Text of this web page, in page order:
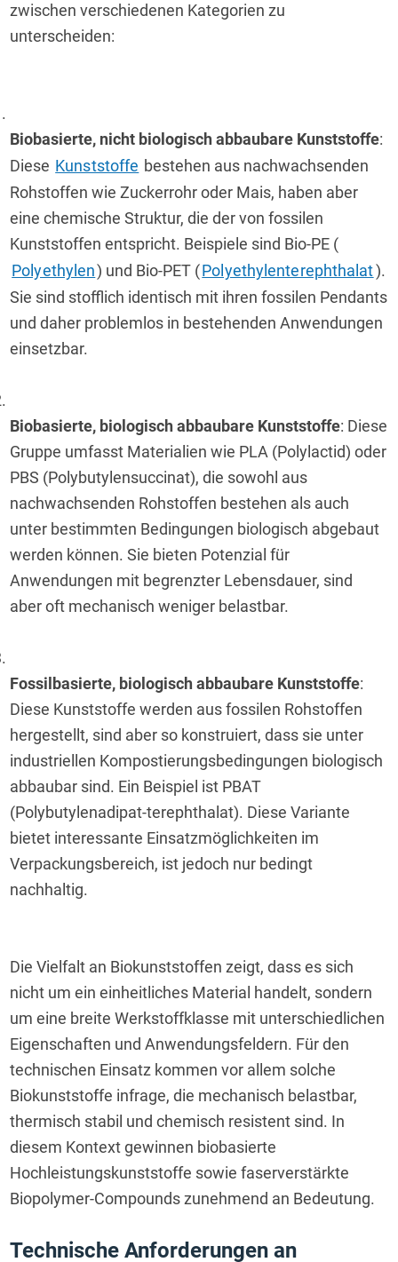
zwischen verschiedenen Kategorien zu
unterscheiden:
Biobasierte, nicht biologisch abbaubare Kunststoffe:
Diese Kunststoffe bestehen aus nachwachsenden
Rohstoffen wie Zuckerrohr oder Mais, haben aber
eine chemische Struktur, die der von fossilen
Kunststoffen entspricht. Beispiele sind Bio-PE (
Polyethylen) und Bio-PET (Polyethylenterephthalat).
Sie sind stofflich identisch mit ihren fossilen Pendants
und daher problemlos in bestehenden Anwendungen
einsetzbar.
Biobasierte, biologisch abbaubare Kunststoffe: Diese
Gruppe umfasst Materialien wie PLA (Polylactid) oder
PBS (Polybutylensuccinat), die sowohl aus
nachwachsenden Rohstoffen bestehen als auch
unter bestimmten Bedingungen biologisch abgebaut
werden können. Sie bieten Potenzial für
Anwendungen mit begrenzter Lebensdauer, sind
aber oft mechanisch weniger belastbar.
Fossilbasierte, biologisch abbaubare Kunststoffe:
Diese Kunststoffe werden aus fossilen Rohstoffen
hergestellt, sind aber so konstruiert, dass sie unter
industriellen Kompostierungsbedingungen biologisch
abbaubar sind. Ein Beispiel ist PBAT
(Polybutylenadipat-terephthalat). Diese Variante
bietet interessante Einsatzmöglichkeiten im
Verpackungsbereich, ist jedoch nur bedingt
nachhaltig.
Die Vielfalt an Biokunststoffen zeigt, dass es sich
nicht um ein einheitliches Material handelt, sondern
um eine breite Werkstoffklasse mit unterschiedlichen
Eigenschaften und Anwendungsfeldern. Für den
technischen Einsatz kommen vor allem solche
Biokunststoffe infrage, die mechanisch belastbar,
thermisch stabil und chemisch resistent sind. In
diesem Kontext gewinnen biobasierte
Hochleistungskunststoffe sowie faserverstärkte
Biopolymer-Compounds zunehmend an Bedeutung.
Technische Anforderungen an